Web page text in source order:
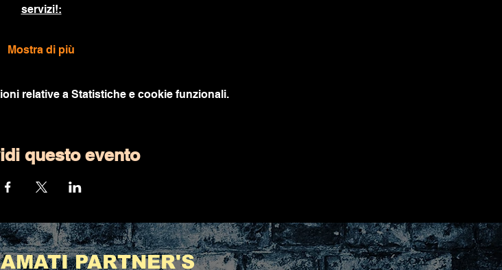
servizi!:
Mostra di più
relative a Statistiche e cookie funzionali.
questo evento
PARTNER'S